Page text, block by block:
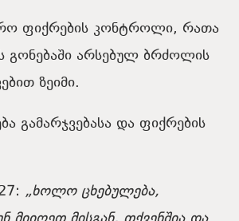
ფიქრების კონტროლი, რათა
გონებაში არსებულ ბრძოლის
ზეიმი.
გამარჯვებასა და ფიქრების
„ხოლო ცხებულება,